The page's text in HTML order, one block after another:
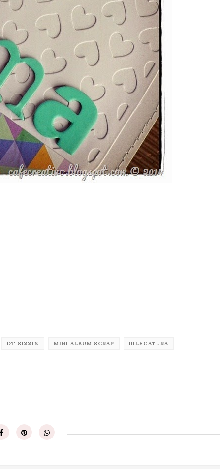
DT SIZZIX MINI ALBUM SCRAP RILEGATURA